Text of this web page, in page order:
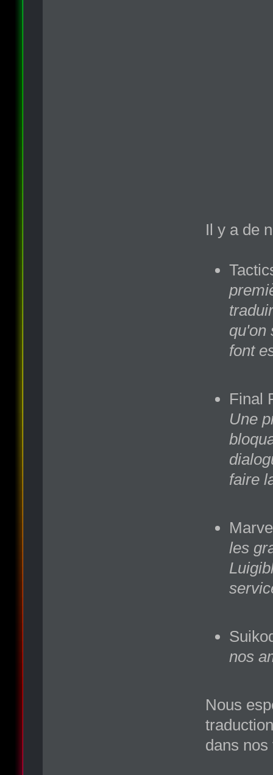
Il y a de
qu'on
font
Final
Une
faire
les
nos
Nous
dans